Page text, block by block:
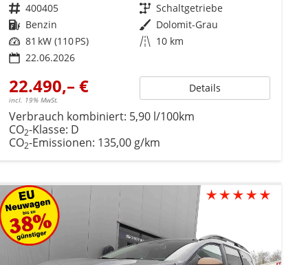
Fahrzeugnr. 400405 Getriebe Schaltgetriebe
Kraftstoff Benzin Außenfarbe Dolomit-Grau
Leistung 81 kW (110 PS) Kilometerstand 10 km
22.06.2026
22.490,– €
incl. 19% MwSt.
Details
Verbrauch kombiniert: 5,90 l/100km
CO2-Klasse: D
CO2-Emissionen: 135,00 g/km